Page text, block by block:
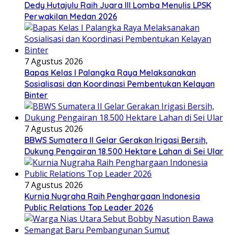
Dedy Hutajulu Raih Juara III Lomba Menulis LPSK
Perwakilan Medan 2026
7 Agustus 2026
Bapas Kelas I Palangka Raya Melaksanakan
Sosialisasi dan Koordinasi Pembentukan Kelayan
Binter
7 Agustus 2026
BBWS Sumatera II Gelar Gerakan Irigasi Bersih,
Dukung Pengairan 18.500 Hektare Lahan di Sei Ular
7 Agustus 2026
Kurnia Nugraha Raih Penghargaan Indonesia
Public Relations Top Leader 2026